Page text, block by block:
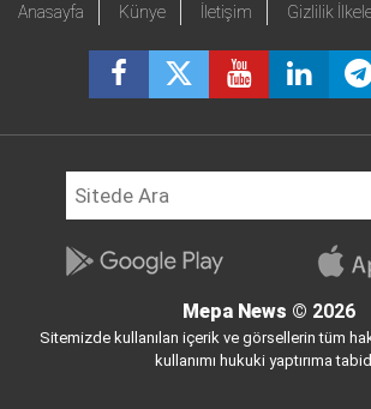
Anasayfa Künye İletişim Gizlilik
Mepa News © 2026
Sitemizde kullanılan içerik ve görsellerin tüm
kullanımı hukuki yaptırıma